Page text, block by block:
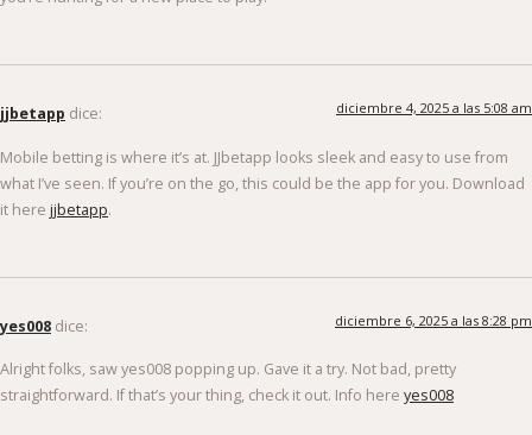
jjbetapp dice: diciembre 4, 2025 a las 5:08 am
Mobile betting is where it’s at. JJbetapp looks sleek and easy to use from
what I’ve seen. If you’re on the go, this could be the app for you. Download
it here jjbetapp.
yes008 dice: diciembre 6, 2025 a las 8:28 pm
Alright folks, saw yes008 popping up. Gave it a try. Not bad, pretty
straightforward. If that’s your thing, check it out. Info here yes008